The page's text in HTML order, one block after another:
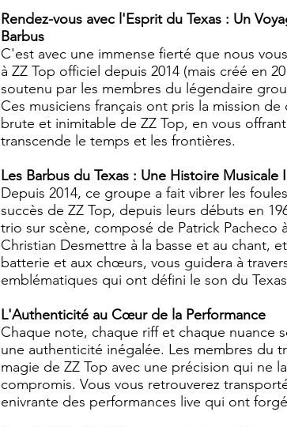
Rendez-vous avec l'Esprit du Texas : Un
Barbus
C'est avec une immense fierté que nous
à ZZ Top officiel depuis 2014 (mais créé en
soutenu par les membres du légendaire
Ces musiciens français ont pris la mission
brute et inimitable de ZZ Top, en vous
transcende le temps et les frontières.
Les Barbus du Texas : Une Histoire Musicale
Depuis 2014, ce groupe a fait vibrer les
succès de ZZ Top, depuis leurs débuts en
trio sur scène, composé de Patrick Pacheco
Christian Desmettre à la basse et au chant,
batterie et aux chœurs, vous guidera à
emblématiques qui ont défini le son du
L'Authenticité au Cœur de la Performance
Chaque note, chaque riff et chaque nuance
une authenticité inégalée. Les membres du
magie de ZZ Top avec une précision qui ne
compromis. Vous vous retrouverez
enivrante des performances live qui ont